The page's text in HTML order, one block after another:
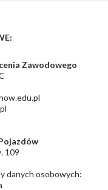
Zawodowego
109
danych osobowych: